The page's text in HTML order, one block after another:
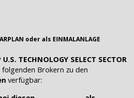
oder als EINMALANLAGE
TECHNOLOGY SELECT SECTOR
folgenden Brokern zu den
verfügbar: